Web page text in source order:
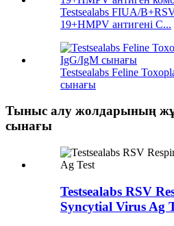
Testsealabs FIUA/
19+HMPV антигені С...
Testsealabs Feline
сынағы
Тыныс алу жолдарының
сынағы
Testsealabs RSV
Syncytial Virus Ag